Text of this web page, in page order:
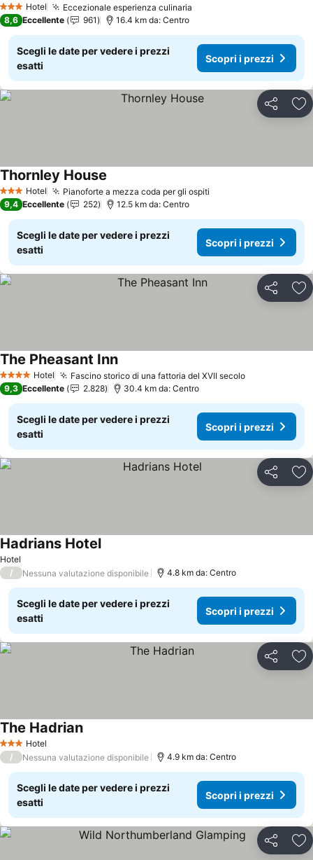
3 StelleHotel Eccezionale esperienza culinaria
8,6 Eccellente 961 16.4 km da: Centro
Scegli le date per vedere i prezzi
esatti
Scopri i prezzi
Condividi
3 StelleHotel Pianoforte a mezza coda per gli ospiti
Thornley House
9,4 Eccellente 252 12.5 km da: Centro
Scegli le date per vedere i prezzi
esatti
Scopri i prezzi
Condividi
4 Stelle Hotel Fascino storico di una fattoria del XVII secolo
The Pheasant Inn
9,3 Eccellente 2.828 30.4 km da: Centro
Scegli le date per vedere i prezzi
esatti
Scopri i prezzi
Condividi
Hotel
Hadrians Hotel
/ Nessuna valutazione disponibile 4.8 km da: Centro
Scegli le date per vedere i prezzi
esatti
Scopri i prezzi
Condividi
3 StelleHotel
The Hadrian
/ Nessuna valutazione disponibile 4.9 km da: Centro
Scegli le date per vedere i prezzi
esatti
Scopri i prezzi
Condividi